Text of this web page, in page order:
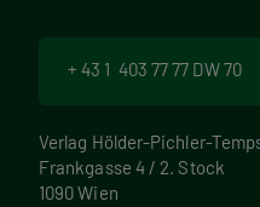
+ 43 1 403 77 77 DW 70
Verlag Hölder-Pichler-
Frankgasse 4 / 2. Stock
1090 Wien